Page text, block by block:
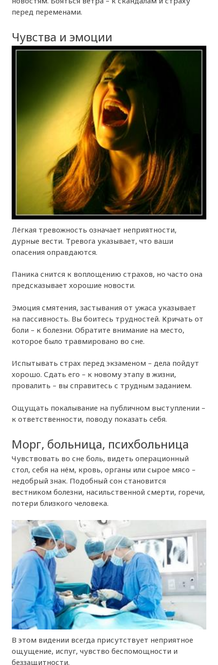
перед переменами.
Чувства и эмоции
Лёгкая тревожность означает неприятности,
дурные вести. Тревога указывает, что ваши
опасения оправдаются.
Паника снится к воплощению страхов, но часто она
предсказывает хорошие новости.
Эмоция смятения, застывания от ужаса указывает
на пассивность. Вы боитесь трудностей. Кричать от
боли – к болезни. Обратите внимание на место,
которое было травмировано во сне.
Испытывать страх перед экзаменом – дела пойдут
хорошо. Сдать его – к новому этапу в жизни,
провалить – вы справитесь с трудным заданием.
Ощущать покалывание на публичном выступлении –
к ответственности, поводу показать себя.
Морг, больница, психбольница
Чувствовать во сне боль, видеть операционный
стол, себя на нём, кровь, органы или сырое мясо –
недобрый знак. Подобный сон становится
вестником болезни, насильственной смерти, горечи,
потери близкого человека.
В этом видении всегда присутствует неприятное
ощущение, испуг, чувство беспомощности и
беззащитности.